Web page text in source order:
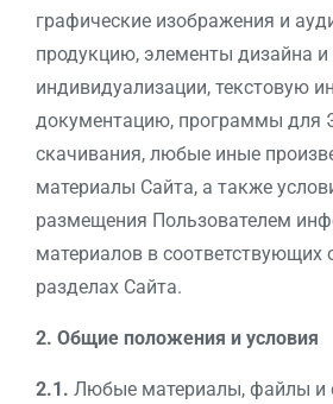
графические изображения и
продукцию, элементы дизайна и
индивидуализации, текстовую
документацию, программы
скачивания, любые иные
материалы Сайта, а также
размещения Пользователем
материалов в соответствующих
разделах Сайта.
2. Общие положения и условия
2.1. Любые материалы, файлы и